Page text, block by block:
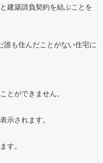
建築請負契約を結ぶことを
も住んだことがない住宅に
とができません。
示されます。
す。